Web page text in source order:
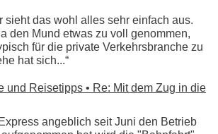
sieht das wohl alles sehr einfach aus.
den Mund etwas zu voll genommen,
für die private Verkehrsbranche zu
hat sich...“
und Reisetipps • Re: Mit dem Zug in die
angeblich seit Juni den Betrieb